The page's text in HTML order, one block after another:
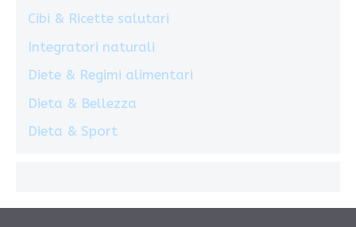
Cibi & Ricette salutari
Integratori naturali
Diete & Regimi alimentari
Dieta & Bellezza
Dieta & Sport